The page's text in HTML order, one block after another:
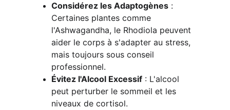
Considérez les Adaptogènes :
Certaines plantes comme
l'Ashwagandha, le Rhodiola peuvent
aider le corps à s'adapter au stress,
mais toujours sous conseil
professionnel.
Évitez l'Alcool Excessif : L'alcool
peut perturber le sommeil et les
niveaux de cortisol.